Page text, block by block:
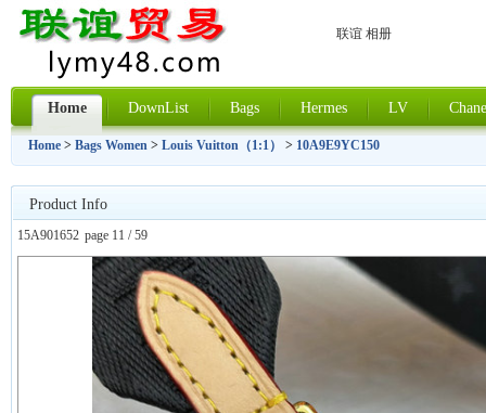
联谊 相册
Home DownList Bags Hermes LV
Home > Bags Women > Louis Vuitton（1:1） > 10A9E9YC150
Product Info
15A901652 page 11 / 59